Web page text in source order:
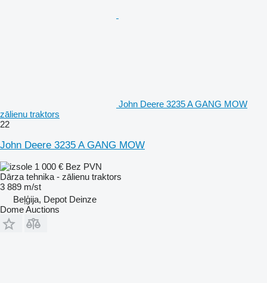
John Deere 3235 A GANG MOW
zālienu traktors
22
John Deere 3235 A GANG MOW
1 000 € Bez PVN
Dārza tehnika - zālienu traktors
3 889 m/st
Beļģija, Depot Deinze
Dome Auctions